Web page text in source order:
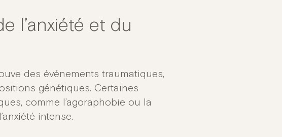
l’anxiété et du
des événements traumatiques,
génétiques. Certaines
comme l’agoraphobie ou la
intense.